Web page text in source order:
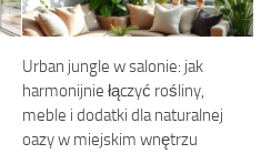
Urban jungle w salonie: jak
harmonijnie łączyć rośliny,
meble i dodatki dla naturalnej
oazy w miejskim wnętrzu